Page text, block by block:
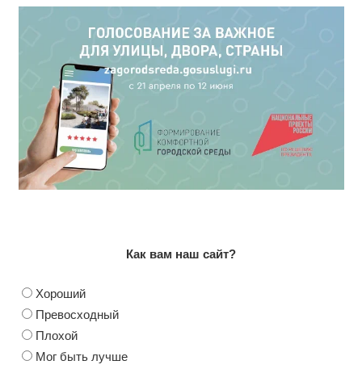
Как вам наш сайт?
Хороший
Превосходный
Плохой
Мог быть лучше